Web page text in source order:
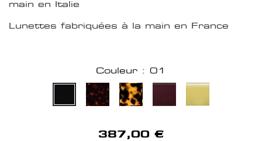
main en Italie
Lunettes fabriquées à la main en France
Couleur : 01
387,00 €